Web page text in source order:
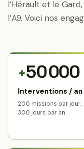
l’Hérault et le
l’A9. Voici nos
+50 000
Interventions / an
200 missions par jour,
300 jours par an